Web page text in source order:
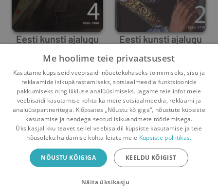
Eesti kunsti ajalugu
4. (1840–1900)
0 37
Eesti kunsti ajalugu
2. (1520-1770)
Pia Ehasalu
0 56
Pealehele Ostukorv Sõnumid Teated Konto
Raamatuvahetuse mobiiliäpp
Vaheta raamatuid veelgi mugavamalt!
Me hoolime teie privaatsusest
Kasutame küpsiseid veebisaidi nõuetekohaseks toimimiseks, sisu ja
reklaamide isikupärastamiseks, sotsiaalmeedia funktsioonide
pakkumiseks ning liikluse analüüsimiseks. Jagame teie infot meie
veebisaidi kasutamise kohta ka meie sotsiaalmeedia, reklaami ja
analüüsipartneritega. Klõpsates „Nõustu kõigiga“, nõustute küpsiste
kasutamise ja nendega seotud isikuandmete töötlemisega.
Üksikasjalikku teavet sellel veebisaidil küpsiste kasutamise ja teie
nõusoleku haldamise kohta leiate meie Küpsiste poliitikas.
NÕUSTU KÕIGIGA KEELDU KÕIGIST
Näita üksikasju